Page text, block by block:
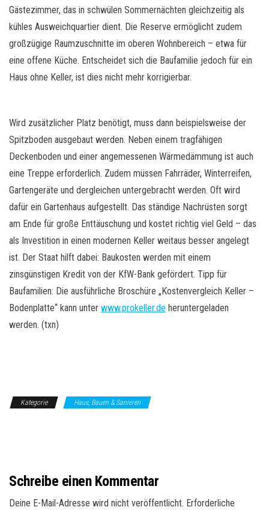
Gästezimmer, das in schwülen Sommernächten gleichzeitig als
kühles Ausweichquartier dient. Die Reserve ermöglicht zudem
großzügige Raumzuschnitte im oberen Wohnbereich – etwa für
eine offene Küche. Entscheidet sich die Baufamilie jedoch für ein
Haus ohne Keller, ist dies nicht mehr korrigierbar.
Wird zusätzlicher Platz benötigt, muss dann beispielsweise der
Spitzboden ausgebaut werden. Neben einem tragfähigen
Deckenboden und einer angemessenen Wärmedämmung ist auch
eine Treppe erforderlich. Zudem müssen Fahrräder, Winterreifen,
Gartengeräte und dergleichen untergebracht werden. Oft wird
dafür ein Gartenhaus aufgestellt. Das ständige Nachrüsten sorgt
am Ende für große Enttäuschung und kostet richtig viel Geld – das
als Investition in einen modernen Keller weitaus besser angelegt
ist. Der Staat hilft dabei: Baukosten werden mit einem
zinsgünstigen Kredit von der KfW-Bank gefördert. Tipp für
Baufamilien: Die ausführliche Broschüre „Kostenvergleich Keller –
Bodenplatte“ kann unter www.prokeller.de heruntergeladen
werden. (txn)
Kategorie Haus, Bauen & Sanieren
Schreibe einen Kommentar
Deine E-Mail-Adresse wird nicht veröffentlicht. Erforderliche